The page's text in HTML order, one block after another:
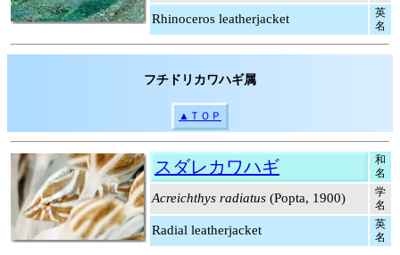
Rhinoceros leatherjacket
英
名
フチドリカワハギ属
▲ＴＯＰ
スダレカワハギ
和
名
Acreichthys radiatus (Popta, 1900)
学
名
Radial leatherjacket
英
名